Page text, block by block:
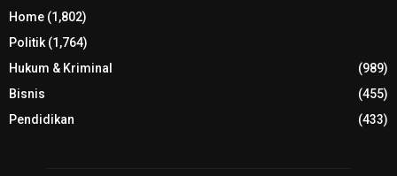
Home (1,802)
Politik(1,764)
Hukum & Kriminal
(989)
Bisnis
(455)
Pendidikan
(433)